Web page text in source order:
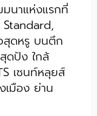
มนาแห่งแรกที่
สุดหรู บนตึก
ดปัง ใกล้
เซนท์หลุยส์
เมือง ย่าน